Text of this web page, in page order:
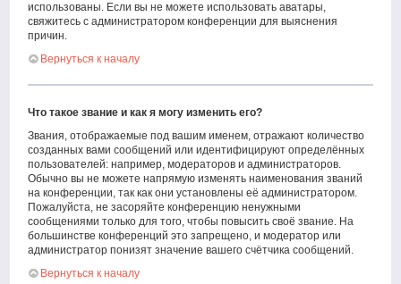
использованы. Если вы не можете использовать аватары,
свяжитесь с администратором конференции для выяснения
причин.
Вернуться к началу
Что такое звание и как я могу изменить его?
Звания, отображаемые под вашим именем, отражают количество
созданных вами сообщений или идентифицируют определённых
пользователей: например, модераторов и администраторов.
Обычно вы не можете напрямую изменять наименования званий
на конференции, так как они установлены её администратором.
Пожалуйста, не засоряйте конференцию ненужными
сообщениями только для того, чтобы повысить своё звание. На
большинстве конференций это запрещено, и модератор или
администратор понизят значение вашего счётчика сообщений.
Вернуться к началу